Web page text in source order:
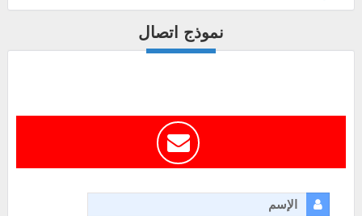
نموذج اتصال
الإسم